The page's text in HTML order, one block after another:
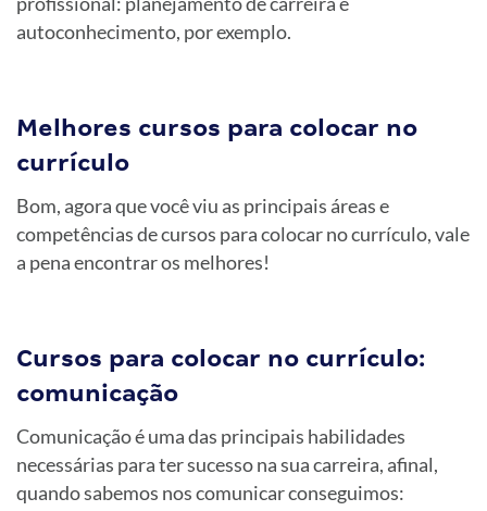
autoconhecimento, por exemplo.
Melhores cursos para colocar no
currículo
Bom, agora que você viu as principais áreas e
competências de cursos para colocar no currículo, vale
a pena encontrar os melhores!
Cursos para colocar no currículo:
comunicação
Comunicação é uma das principais habilidades
necessárias para ter sucesso na sua carreira, afinal,
quando sabemos nos comunicar conseguimos: